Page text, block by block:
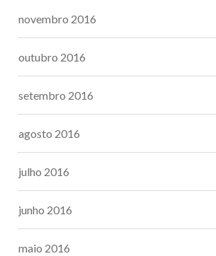
novembro 2016
outubro 2016
setembro 2016
agosto 2016
julho 2016
junho 2016
maio 2016